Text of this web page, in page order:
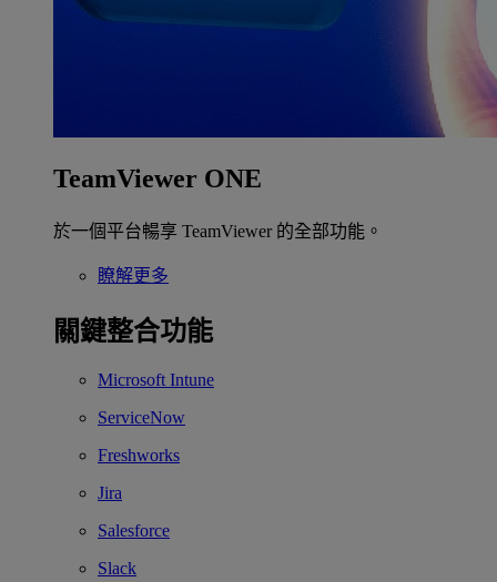
TeamViewer ONE
於一個平台暢享 TeamViewer 的全部功能。
瞭解更多
關鍵整合功能
Microsoft Intune
ServiceNow
Freshworks
Jira
Salesforce
Slack